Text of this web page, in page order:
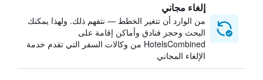
إلغاء مجاني
من الوارد أن تتغير الخطط — نتفهم ذلك. ولهذا يمكنك
البحث وحجز فنادق وأماكن إقامة على
HotelsCombined من وكالات السفر التي تقدم خدمة
الإلغاء المجاني